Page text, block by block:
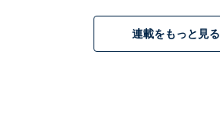
連載をもっと見る